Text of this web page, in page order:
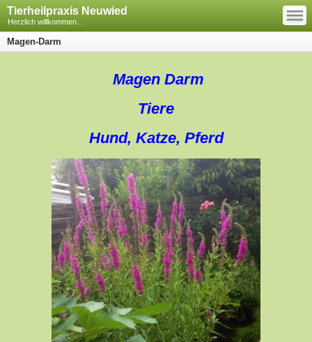
Tierheilpraxis Neuwied
Herzlich willkommen...
—
—
—
Magen-Darm
Magen Darm
Tiere
Hund, Katze, Pferd